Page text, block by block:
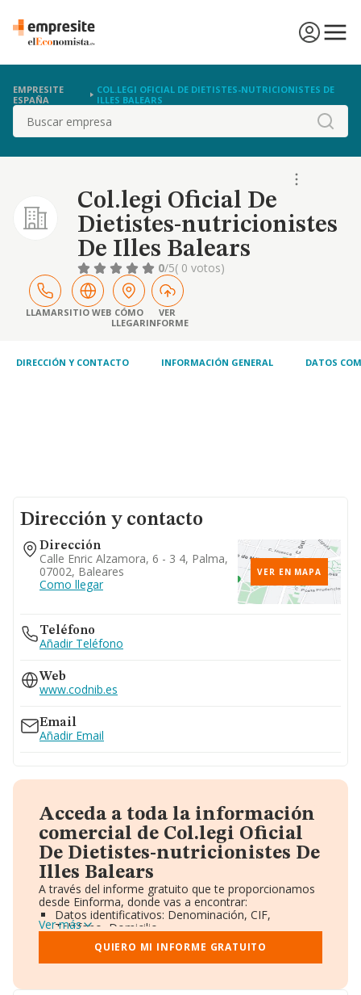
EMPRESITE
ESPAÑA
COL.LEGI OFICIAL DE DIETISTES-NUTRICIONISTES DE
ILLES BALEARS
Buscar
Col.legi Oficial De
Dietistes-nutricionistes
De Illes Balears
0/5( 0 votos)
LLAMARSITIO WEB CÓMO
LLEGAR
VER
INFORME
DIRECCIÓN Y CONTACTO INFORMACIÓN GENERAL DATOS
Dirección y contacto
Dirección
Calle Enric Alzamora, 6 - 3 4, Palma,
07002, Baleares
Como llegar
VER EN MAPA
Teléfono
Añadir Teléfono
Web
www.codnib.es
Email
Añadir Email
Acceda a toda la información
comercial de Col.legi Oficial
De Dietistes-nutricionistes De
Illes Balears
A través del informe gratuito que te proporcionamos
desde Einforma, donde vas a encontrar:
Datos identificativos: Denominación, CIF,
Teléfono, Domicilio.
Informe Mercantil Completo (BORME).
Gráficos de Evolución Ventas y Empleados.
Consejo de Administración y Administradores.
Ver más
QUIERO MI INFORME GRATUITO